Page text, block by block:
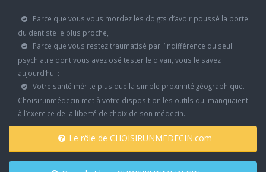
Parce que vous vous mordez les doigts d’avoir poussé la porte
du dentiste le plus proche,
Parce que vous restez traumatisé par l’indifférence du seul
psychiatre dont vous avez osé tester le divan, vous le savez
aujourd’hui :
Votre santé mérite plus que la simple proximité géographique.
Choisirunmédecin met à votre disposition les outils qui manquaient
à l’exercice de la liberté de choix de son médecin.
Le rôle de CHOISIRUNMEDECIN.com